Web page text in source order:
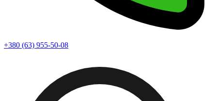
+380 (63) 955-50-08